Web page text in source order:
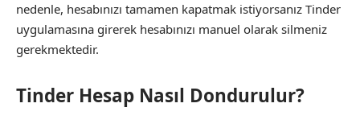
nedenle, hesabınızı tamamen kapatmak istiyorsanız Tinder
uygulamasına girerek hesabınızı manuel olarak silmeniz
gerekmektedir.
Tinder Hesap Nasıl Dondurulur?